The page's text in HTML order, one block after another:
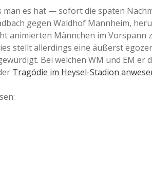
es hat — sofort die späten
gegen Waldhof Mannheim,
animierten Männchen im Vorspann
stellt allerdings eine äußerst
Bei welchen WM und EM er
Tragödie im Heysel-Stadion